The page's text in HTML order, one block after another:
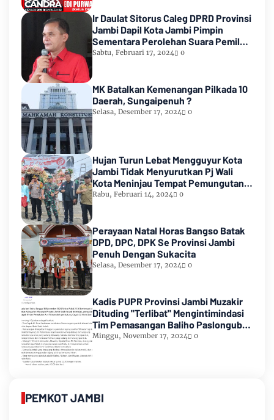
Ir Daulat Sitorus Caleg DPRD Provinsi
Jambi Dapil Kota Jambi Pimpin
Sementara Perolehan Suara Pemilu
2024
Sabtu, Februari 17, 2024 0
MK Batalkan Kemenangan Pilkada 10
Daerah, Sungaipenuh ?
Selasa, Desember 17, 2024 0
Hujan Turun Lebat Mengguyur Kota
Jambi Tidak Menyurutkan Pj Wali
Kota Meninjau Tempat Pemungutan
Suara Pemilu 2024
Rabu, Februari 14, 2024 0
Perayaan Natal Horas Bangso Batak
DPD, DPC, DPK Se Provinsi Jambi
Penuh Dengan Sukacita
Selasa, Desember 17, 2024 0
Kadis PUPR Provinsi Jambi Muzakir
Dituding "Terlibat" Mengintimindasi
Tim Pemasangan Baliho Paslongub
Romi-Sudirman
Minggu, November 17, 2024 0
PEMKOT JAMBI